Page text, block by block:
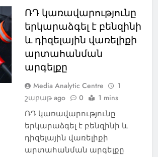
ՌԴ կառավարությունը
երկարաձգել է բենզինի
և դիզելային վառելիքի
արտահանման
արգելքը
Media Analytic Centre
1
շաբաթ ago
0 1 mins
ՌԴ կառավարությունը
երկարաձգել է բենզինի և
դիզելային վառելիքի
արտահանման արգելքը